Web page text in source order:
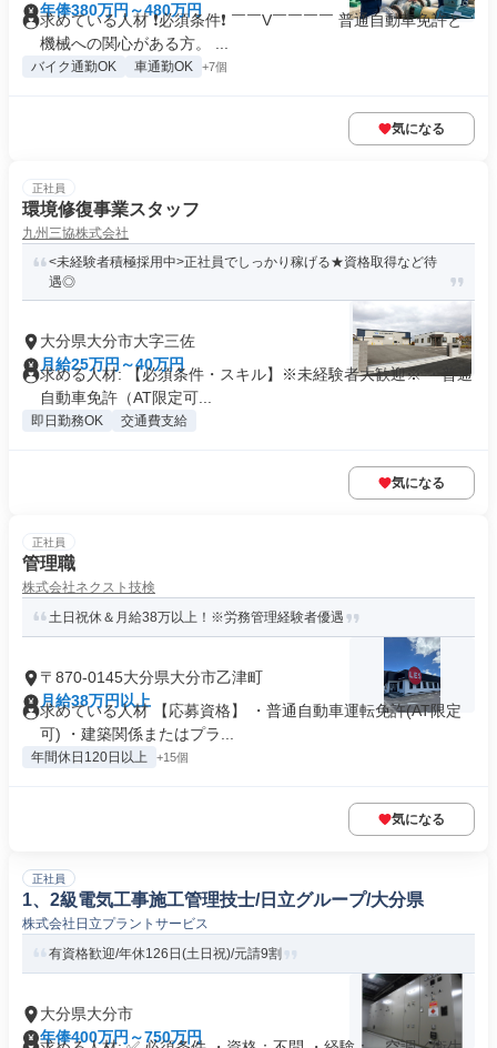
年俸380万円～480万円
求めている人材 ❗必須条件❗ ￣￣V￣￣￣￣ 普通自動車免許と
機械への関心がある方。 ...
バイク通勤OK 車通勤OK +7個
気になる
正社員
環境修復事業スタッフ
九州三協株式会社
<未経験者積極採用中>正社員でしっかり稼げる★資格取得など待
遇◎
大分県大分市大字三佐
月給25万円～40万円
求める人材: 【必須条件・スキル】※未経験者大歓迎※ ・普通
自動車免許（AT限定可...
即日勤務OK 交通費支給
気になる
正社員
管理職
株式会社ネクスト技検
土日祝休＆月給38万以上！※労務管理経験者優遇
〒870-0145大分県大分市乙津町
月給38万円以上
求めている人材 【応募資格】 ・普通自動車運転免許(AT限定
可) ・建築関係またはプラ...
年間休日120日以上 +15個
気になる
正社員
1、2級電気工事施工管理技士/日立グループ/大分県
株式会社日立プラントサービス
有資格歓迎/年休126日(土日祝)/元請9割
大分県大分市
年俸400万円～750万円